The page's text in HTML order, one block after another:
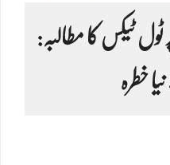
ٹول ٹیکس کا مطالبہ:
خطرہ